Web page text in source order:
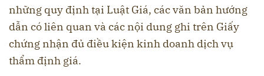
những quy định tại Luật Giá, các văn bản hướng
dẫn có liên quan và các nội dung ghi trên Giấy
chứng nhận đủ điều kiện kinh doanh dịch vụ
thẩm định giá.